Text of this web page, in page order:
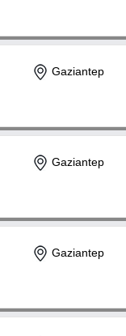
Gaziantep
Gaziantep
Gaziantep